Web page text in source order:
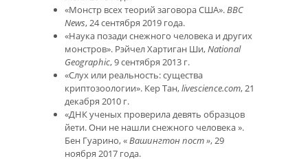
«Монстр всех теорий заговора США».BBC
News, 24 сентября 2019 года.
«Наука позади снежного человека и других
монстров». Рэйчел Хартиган Ши,National
Geographic, 9 сентября 2013 г.
«Слух или реальность: существа
криптозоологии». Кер Тан,livescience.com, 21
декабря 2010 г.
«ДНК ученых проверила девять образцов
йети. Они не нашли снежного человека ».
Бен Гуарино, «Вашингтонпост », 29
ноября 2017 года.